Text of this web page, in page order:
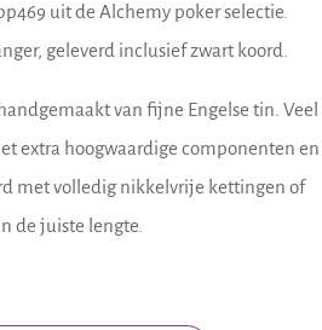
uit de Alchemy poker selectie.
geleverd inclusief zwart koord.
van fijne Engelse tin. Veel
extra hoogwaardige componenten en
met volledig nikkelvrije kettingen of
de juiste lengte.